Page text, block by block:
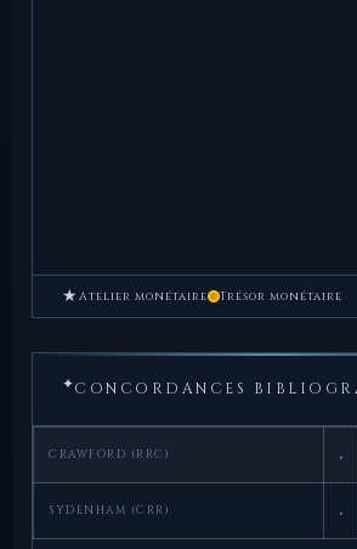
★ Atelier monétaire Trésor monétaire
✦CONCORDANCES
CRAWFORD (RRC) ·
SYDENHAM (CRR) ·